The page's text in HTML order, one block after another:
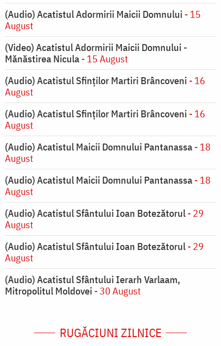
(Audio) Acatistul Adormirii Maicii Domnului - 15
August
(Video) Acatistul Adormirii Maicii Domnului -
Mănăstirea Nicula- 15 August
(Audio) Acatistul Sfinților Martiri Brâncoveni - 16
August
(Audio) Acatistul Sfinților Martiri Brâncoveni - 16
August
(Audio) Acatistul Maicii Domnului Pantanassa- 18
August
(Audio) Acatistul Maicii Domnului Pantanassa- 18
August
(Audio) Acatistul Sfântului Ioan Botezătorul- 29
August
(Audio) Acatistul Sfântului Ioan Botezătorul- 29
August
(Audio) Acatistul Sfântului Ierarh Varlaam,
Mitropolitul Moldovei - 30 August
RUGĂCIUNI ZILNICE